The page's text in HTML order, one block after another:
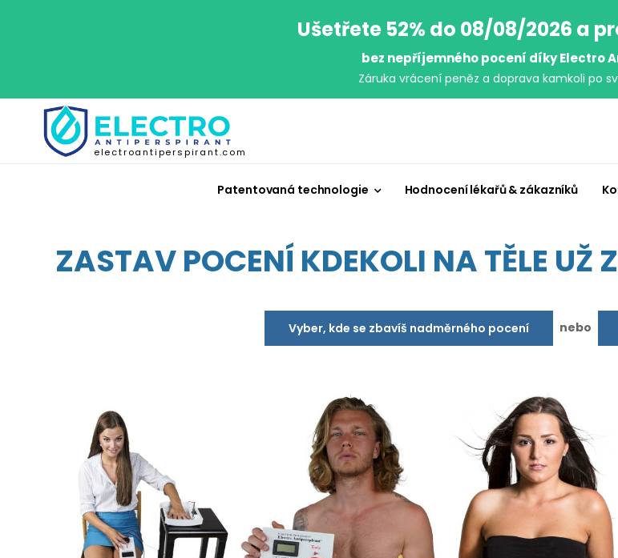
Ušetřete 52% do 08/08/2026 a
bez nepříjemného pocení díky Electro
Záruka vrácení peněz a doprava kamkoli po
electroantiperspirant.com
Patentovaná technologie Hodnocení lékařů & zákazníků
ZASTAV POCENÍ KDEKOLI NA TĚLE UŽ
Vyber, kde se zbavíš nadměrného pocení nebo